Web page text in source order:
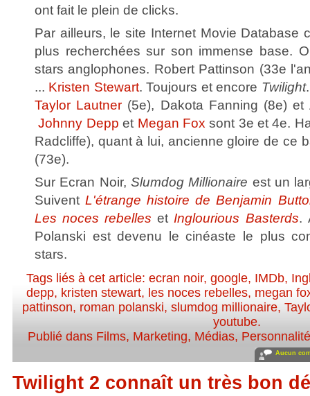
ont fait le plein de clicks.
Par ailleurs, le site Internet Movie Database
plus recherchées sur son immense base.
stars anglophones. Robert Pattinson (33e
... Kristen Stewart. Toujours et encore Twilight
Taylor Lautner (5e), Dakota Fanning (8e) et
Johnny Depp et Megan Fox sont 3e et 4e.
Radcliffe), quant à lui, ancienne gloire de ce
(73e).
Sur Ecran Noir, Slumdog Millionaire est un
SuiventL'étrange histoire de Benjamin
Les noces rebelles et Inglourious Basterds.
Polanski est devenu le cinéaste le plus
stars.
Tags liés à cet article: ecran noir, google, IMDb,
depp, kristen stewart, les noces rebelles, megan
pattinson, roman polanski,slumdog millionaire,
youtube.
Publié dans Films, Marketing, Médias,
Aucun
Twilight 2 connaît un très bon